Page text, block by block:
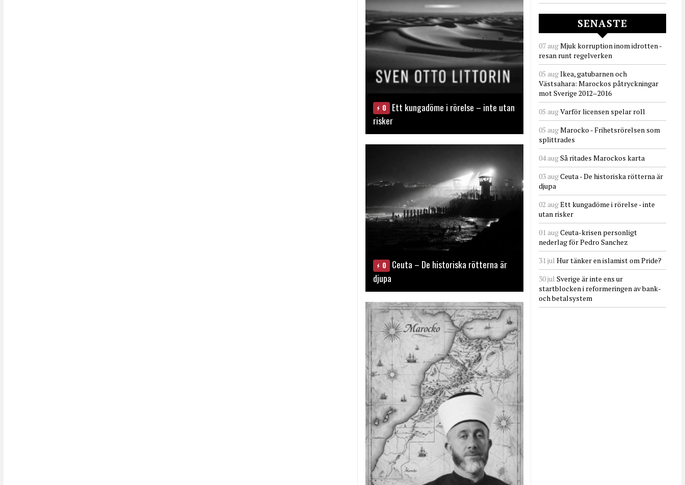
0
Ett kungadöme i rörelse – inte utan
risker
0
Ceuta – De historiska rötterna är
djupa
SENASTE
07 augMjuk korruption inom idrotten -
resan runt regelverken
05 augIkea, gatubarnen och
Västsahara: Marockos påtryckningar
mot Sverige 2012–2016
05 augVarför licensen spelar roll
05 augMarocko - Frihetsrörelsen som
splittrades
04 augSå ritades Marockos karta
03 augCeuta - De historiska rötterna är
djupa
02 augEtt kungadöme i rörelse - inte
utan risker
01 augCeuta-krisen personligt
nederlag för Pedro Sanchez
31 jul Hur tänker en islamist om Pride?
30 jul Sverige är inte ens ur
startblocken i reformeringen av bank-
och betalsystem